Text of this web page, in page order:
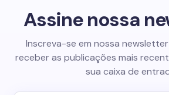
Assine nossa
Inscreva-se em nossa
receber as publicações mais
sua caixa de